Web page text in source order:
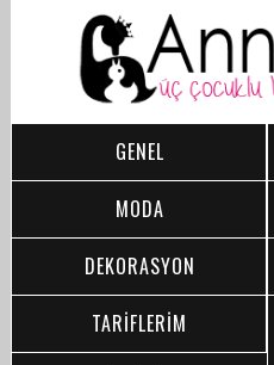
GENEL
MODA
DEKORASYON
TARİFLERİM